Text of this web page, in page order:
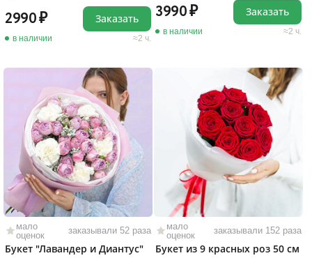
2990
в наличии 2 ч.
Заказать 3990
в наличии 2 ч.
Заказать
мало
оценок
заказывали 52 раза
Букет "Лавандер и Диантус"
мало
оценок
заказывали 152 раза
Букет из 9 красных роз 50 см